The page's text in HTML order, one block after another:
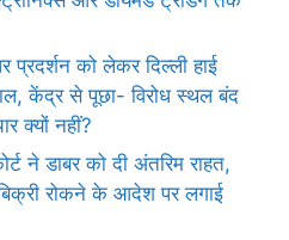
प्रदर्शन को लेकर दिल्ली हाई
केंद्र से पूछा- विरोध स्थल बंद
क्यों नहीं?
ने डाबर को दी अंतरिम राहत,
रोकने के आदेश पर लगाई